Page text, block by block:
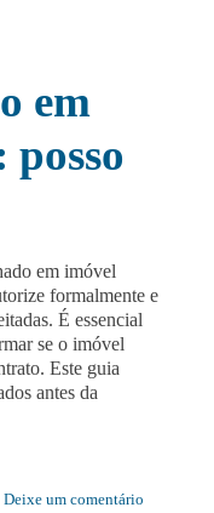
em
em imóvel
formalmente e
É essencial
se o imóvel
Este guia
antes da
Deixe um comentário